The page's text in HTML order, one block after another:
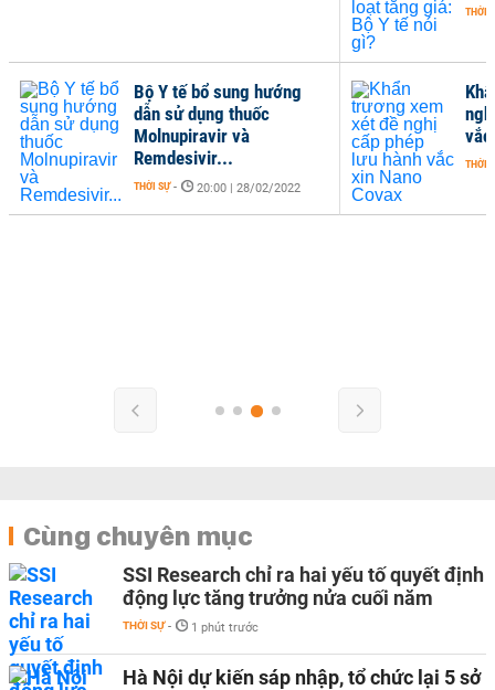
vắc
THỜI
Bộ Y tế bổ sung hướng
dẫn sử dụng thuốc
Molnupiravir và
Remdesivir...
THỜI SỰ - 20:00 | 28/02/2022
THỜI
Cùng chuyên mục
SSI Research chỉ ra hai yếu tố quyết định
động lực tăng trưởng nửa cuối năm
THỜI SỰ - 1 phút trước
Hà Nội dự kiến sáp nhập, tổ chức lại 5 sở